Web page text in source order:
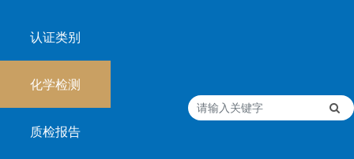
认证类别
化学检测
质检报告